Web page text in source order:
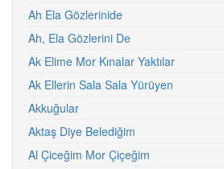
Ah Ela Gözlerinide
Ah, Ela Gözlerini De
Ak Elime Mor Kınalar Yaktılar
Ak Ellerin Sala Sala Yürüyen
Akkuğular
Aktaş Diye Belediğim
Al Çiceğim Mor Çiçeğim